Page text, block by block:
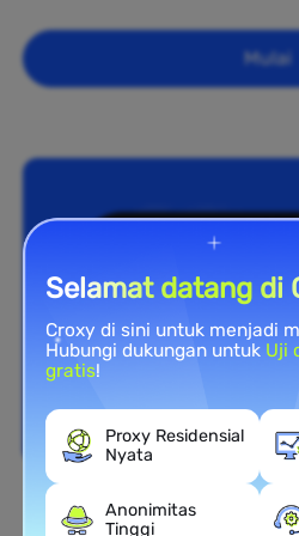
Mulai
Cakupan
Selamat datang di
Croxy di sini untuk menjadi
Hubungi dukungan untuk Uji
gratis!
Proxy Residensial
Nyata
Anonimitas
Tinggi